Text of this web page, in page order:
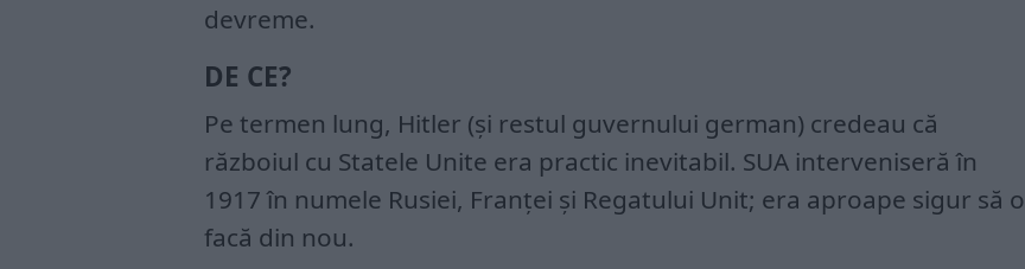
devreme.
DE CE?
Pe termen lung, Hitler (și restul guvernului german) credeau că
războiul cu Statele Unite era practic inevitabil. SUA interveniseră în
1917 în numele Rusiei, Franței și Regatului Unit; era aproape sigur să o
facă din nou.